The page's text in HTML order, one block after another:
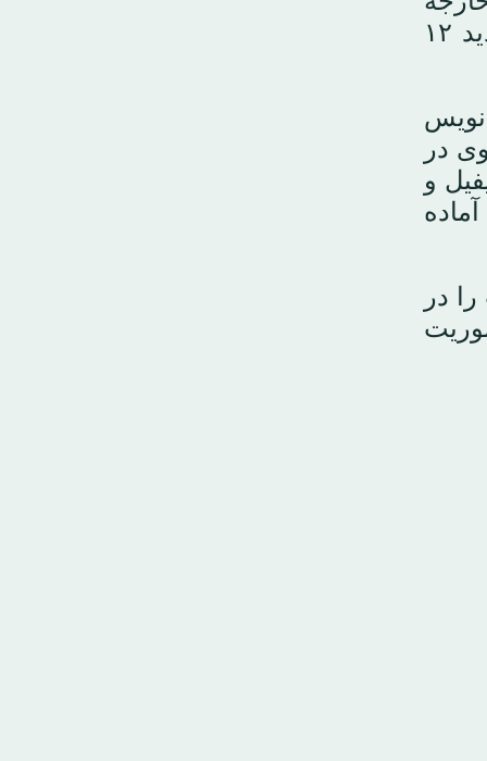
فرانسه، ژان نوئل بارو، و آمریکا، مارکو روبیو، برقرار شود تا آخرین مانع پیش روی تمدید ۱۲
در
و
در